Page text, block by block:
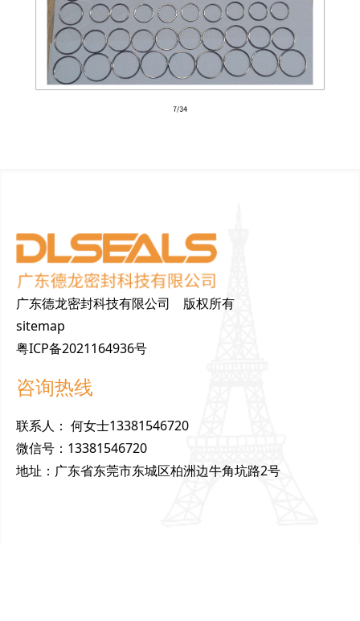
广东德龙密封科技有限公司 版权所有
sitemap
粤ICP备2021164936号
咨询热线
联系人 ： 何女士13381546720
微信号 ： 13381546720
地址 ： 广东省东莞市东城区柏洲边牛角坑路2号